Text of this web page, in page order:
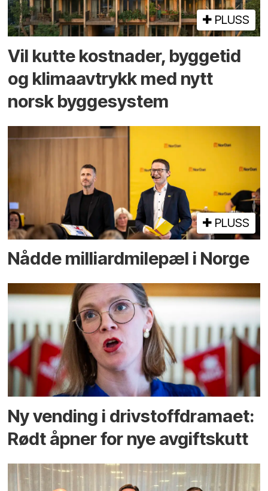
PLUSS
Vil kutte kostnader, byggetid
og klima­avtrykk med nytt
norsk bygge­system
PLUSS
Nådde milliard­­milepæl i Norge
Ny vending i drivstoffdramaet:
Rødt åpner for nye avgiftskutt